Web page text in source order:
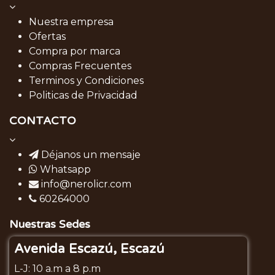
Nuestra empresa
Ofertas
Compra por marca
Compras Frecuentes
Terminos y Condiciones
Politicas de Privacidad
CONTACTO
Déjanos un mensaje
Whatsapp
info@nerolicr.com
60264000
Nuestras Sedes
Avenida Escazú, Escazú
L-J: 10 a.m a 8 p.m